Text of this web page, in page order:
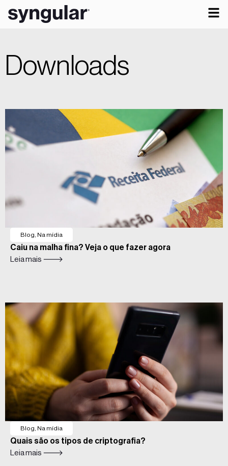
Downloads
Blog Na mídia
Caiu na malha fina? Veja o que fazer agora
Leia mais 🡒
Blog Na mídia
Quais são os tipos de criptografia?
Leia mais 🡒